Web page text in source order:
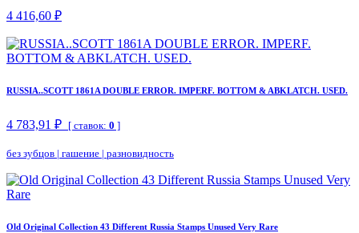
4 416,60 ₽
RUSSIA..SCOTT 1861A DOUBLE ERROR. IMPERF. BOTTOM & ABKLATCH. USED.
4 783,91 ₽ [ ставок: 0 ]
без зубцов | гашение | разновидность
Old Original Collection 43 Different Russia Stamps Unused Very Rare